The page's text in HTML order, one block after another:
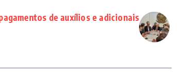
de auxílios e adicionais